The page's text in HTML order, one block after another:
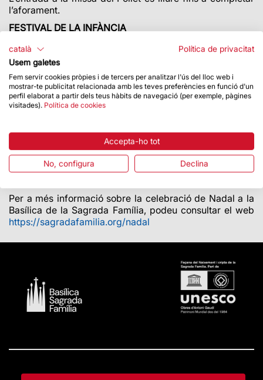
l’aforament.
FESTIVAL DE LA INFÀNCIA
Un any més, la Sagrada Família participa en el Festival
de la Infància, que tindrà lloc del 27 al 31 de desembre al
recinte Montjuïc de la Fira de Barcelona. En aquesta
ocasió, els nens i nenes construiran unprototip a escala
de les torres centrals de la Sagrada Famíliamitjançant
unes peces d’impressió 3D. També es realitzarà una
Aquesta activitat està pensada per a nens i nenes
d’entre 6 i 12 anys. La participació en el taller s’inclou en
l’entrada del Festival de la Infància, que es pot adquirir
Per a més informació sobre la celebració de Nadal a la
Basílica de la Sagrada Família, podeu consultar el web
https://sagradafamilia.org/nadal
català
Política de privacitat
Usem galetes
Fem servir cookies pròpies i de tercers per analitzar l'ús del lloc web i
mostrar-te publicitat relacionada amb les teves preferències en funció d'un
perfil elaborat a partir dels teus hàbits de navegació (per exemple, pàgines
visitades). Política de cookies
Accepta-ho tot
No, configura Declina